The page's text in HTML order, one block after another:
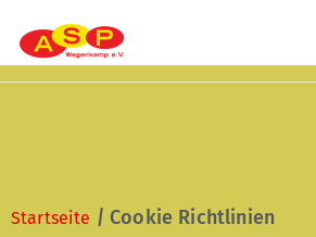
Startseite | Cookie Richtlinien